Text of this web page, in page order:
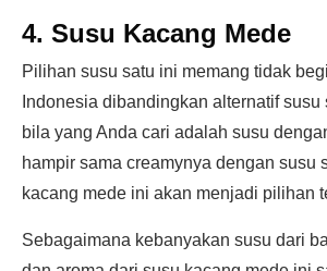
4. Susu Kacang Mede
Pilihan susu satu ini memang tidak
Indonesia dibandingkan alternatif
bila yang Anda cari adalah susu
hampir sama creamynya dengan susu
kacang mede ini akan menjadi pilihan
Sebagaimana kebanyakan susu dari